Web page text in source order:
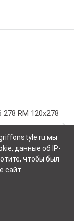
278 RM 120x278
мы
данные об IP-
чтобы был
сайт.